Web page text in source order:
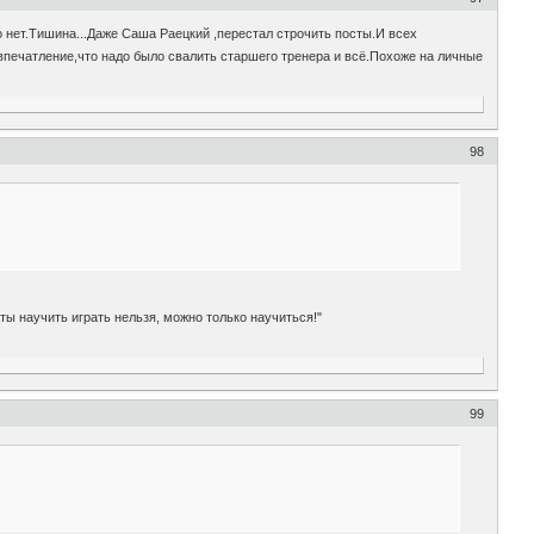
Саша Раецкий ,перестал строчить посты.И всех
надо было свалить старшего тренера и всё.Похоже на личные
98
играть нельзя, можно только научиться!"
99